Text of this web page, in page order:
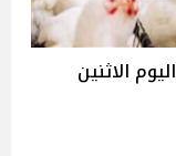
قائمة بأسعار الدواجن في الأسواق‎‎ اليوم الاثنين